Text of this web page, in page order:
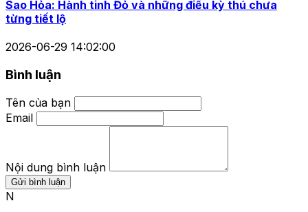
Sao Hỏa: Hành tinh Đỏ và những điều kỳ thú chưa
từng tiết lộ
2026-06-29 14:02:00
Bình luận
Tên của bạn
Email
Nội dung bình luận
Gửi bình luận
N